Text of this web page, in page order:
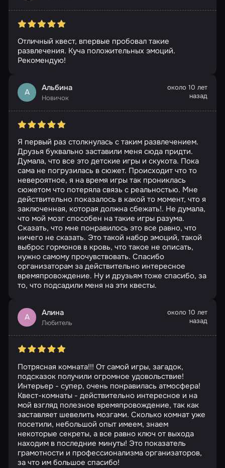
Отличный квест, впервые пробовал такие
развлечения. Куча положительных эмоций.
Рекомендую!
А Альбина
Новичок
около 10 лет
назад
Я первый раз столкнулась с таким развлечением.
Друзья буквально заставили меня сюда придти.
Думала, что все это детские игры и скукота. Пока
сама не погрузилась в сюжет. Происходит что то
невероятное, я на время игры так прониклась
сюжетом что потеряла связь с реальностью. Мне
действительно показалось в какой то момент, что я
заключенная, которая должна сбежать!. Не думала,
что мой мозг способен на такие игры разума.
Сказать, что мне понравилось это все равно, что
ничего не сказать. Это такой набор эмоций, такой
выброс гормонов в кровь, что такое не описать,
нужно самому прочувствовать. Спасибо
организаторам за действительно интересное
времяпровождение. Ну и друзьям тоже спасибо, за
то, что подсадили меня на эти квесты.
А Алина
Любитель
около 10 лет
назад
Потрясная комната!!! От самой игры, загадок,
подсказок получили огромное удовольствие!
Интерьер - супер, очень понравилась атмосфера!
Квест-комнаты - действительно интересное и на
мой взгляд полезное времяпровождение, так как
заставляет шевелить мозгами. Сколько комнат уже
посетили, небольшой опыт имеем, знаем
некоторые секреты, а все равно ключ от выхода
находим в последние минуты! Это показатель
грамотности и профессионализма организаторов,
за что им большое спасибо!